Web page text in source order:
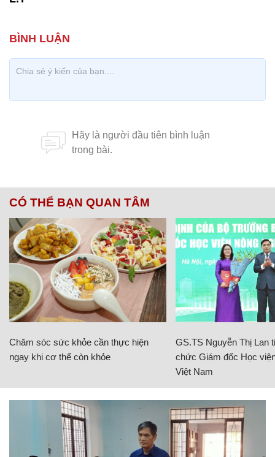
CÓ THỂ BẠN QUAN TÂM
Chăm sóc sức khỏe cần thực hiện
ngay khi cơ thể còn khỏe
GS.TS Nguyễn Thị Lan
chức Giám đốc Học
Việt Nam